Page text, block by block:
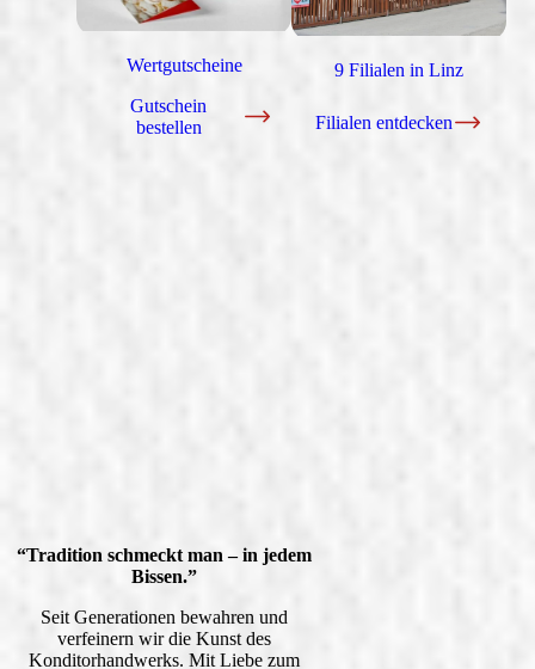
Wertgutscheine
Gutschein
bestellen
9 Filialen in Linz
Filialen entdecken
“Tradition schmeckt man – in jedem
Bissen.”
Seit Generationen bewahren und
verfeinern wir die Kunst des
Konditorhandwerks. Mit Liebe zum